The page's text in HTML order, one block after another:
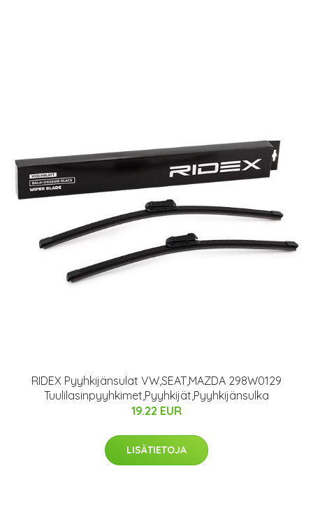
RIDEX Pyyhkijänsulat VW,SEAT,MAZDA 298W0129
Tuulilasinpyyhkimet,Pyyhkijät,Pyyhkijänsulka
19.22 EUR
LISÄTIETOJA